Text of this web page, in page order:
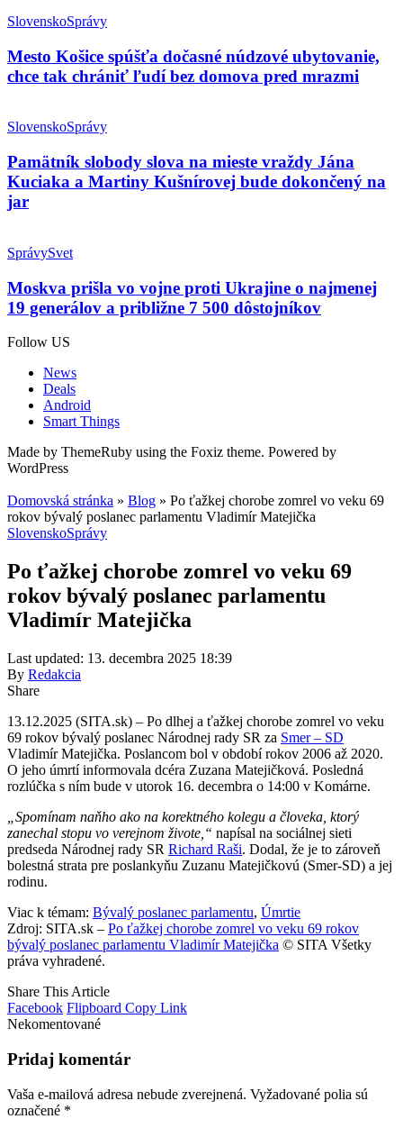
SlovenskoSprávy
Mesto Košice spúšťa dočasné núdzové ubytovanie,
chce tak chrániť ľudí bez domova pred mrazmi
SlovenskoSprávy
Pamätník slobody slova na mieste vraždy Jána
Kuciaka a Martiny Kušnírovej bude dokončený na
jar
SprávySvet
Moskva prišla vo vojne proti Ukrajine o najmenej
19 generálov a približne 7 500 dôstojníkov
Follow US
News
Deals
Android
Smart Things
Made by ThemeRuby using the Foxiz theme. Powered by
WordPress
Domovská stránka » Blog » Po ťažkej chorobe zomrel vo veku 69
rokov bývalý poslanec parlamentu Vladimír Matejička
SlovenskoSprávy
Po ťažkej chorobe zomrel vo veku 69
rokov bývalý poslanec parlamentu
Vladimír Matejička
Last updated: 13. decembra 2025 18:39
By Redakcia
Share
13.12.2025 (SITA.sk) – Po dlhej a ťažkej chorobe zomrel vo veku
69 rokov bývalý poslanec Národnej rady SR za Smer – SD
Vladimír Matejička. Poslancom bol v období rokov 2006 až 2020.
O jeho úmrtí informovala dcéra Zuzana Matejičková. Posledná
rozlúčka s ním bude v utorok 16. decembra o 14:00 v Komárne.
„Spomínam naňho ako na korektného kolegu a človeka, ktorý
zanechal stopu vo verejnom živote,“ napísal na sociálnej sieti
predseda Národnej rady SR Richard Raši. Dodal, že je to zároveň
bolestná strata pre poslankyňu Zuzanu Matejičkovú (Smer-SD) a jej
rodinu.
Viac k témam: Bývalý poslanec parlamentu, Úmrtie
Zdroj: SITA.sk – Po ťažkej chorobe zomrel vo veku 69 rokov
bývalý poslanec parlamentu Vladimír Matejička © SITA Všetky
práva vyhradené.
Share This Article
Facebook Flipboard Copy Link
Nekomentované
Pridaj komentár
Vaša e-mailová adresa nebude zverejnená. Vyžadované polia sú
označené *